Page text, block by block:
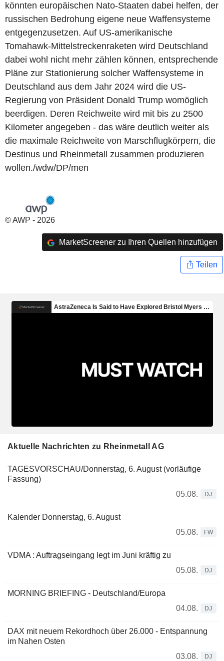
könnten europäischen Nato-Staaten dabei helfen, der
russischen Bedrohung eigene neue Waffensysteme
entgegenzusetzen. Auf US-amerikanische
Tomahawk-Mittelstreckenraketen wird Deutschland
dabei wohl nicht mehr zählen können, entsprechende
Pläne zur Stationierung solcher Waffensysteme in
Deutschland aus dem Jahr 2024 wird die US-
Regierung von Präsident Donald Trump womöglich
beerdigen. Deren Reichweite wird mit bis zu 2500
Kilometer angegeben - das wäre deutlich weiter als
die maximale Reichweite von Marschflugkörpern, die
Destinus und Rheinmetall zusammen produzieren
wollen./wdw/DP/men
© AWP - 2026
MarketScreener zu Ihren Quellen hinzufügen
Teilen
Aktuelle Nachrichten zu Rheinmetall AG
TAGESVORSCHAU/Donnerstag, 6. August (vorläufige
Fassung)
05.08.
DJ
Kalender Donnerstag, 6. August
05.08.
FW
VDMA : Auftragseingang legt im Juni kräftig zu
05.08.
DJ
MORNING BRIEFING - Deutschland/Europa
04.08.
DJ
DAX mit neuem Rekordhoch über 26.000 - Entspannung
im Nahen Osten
03.08.
DJ